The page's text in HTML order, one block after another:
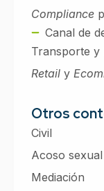
Compliance
Canal de
Transporte y
Retail y
Otros
Civil
Acoso sexual
Mediación